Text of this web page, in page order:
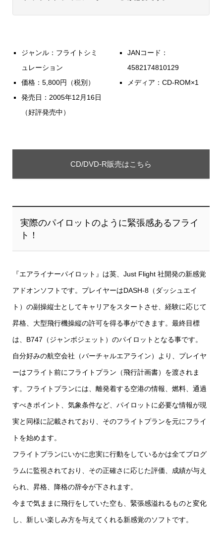
ジャンル：フライトシミ
ュレーション
価格：5,800円（税別）
発売日：2005年12月16日
（好評発売中）
JANコード：
4582174810129
メディア：CD-ROM×1
CD/DVD-R販売はこちら
実際のパイロットのように緊張感あるフライ
ト！
『エアライナーパイロット』は英、Just Flight 社開発の新感覚
アドオンソフトです。プレイヤーはDASH-8（ダッシュエイ
ト）の副操縦士としてキャリアをスタートさせ、経験に応じて
昇格、大型飛行機操縦の許可を得る事ができます。最終目標
は、B747（ジャンボジェット）のパイロットとなる事です。
自分好みの航空会社（バーチャルエアライン）より、プレイヤ
ーはフライト前にフライトプラン（飛行計画書）を渡されま
す。フライトプランには、離発着する空港の情報、燃料、通過
すべきポイント、気象条件など、パイロットに必要な情報が現
実と同様に記載されており、そのフライトプランを元にフライ
トを始めます。
フライトプランにいかに忠実に行動をしているかは全てプログ
ラムに監視されており、その正確さに応じた評価、成績が与え
られ、昇格、降格の辞令が下されます。
今まで気ままに飛行をしていた空も、緊張感溢れるものと変化
し、新しい楽しみ方を与えてくれる新感覚のソフトです。